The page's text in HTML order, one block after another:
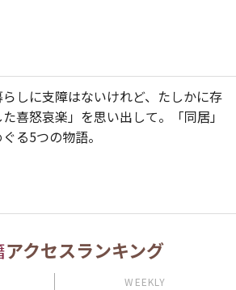
らしに支障はないけれど、たしかに存
喜怒哀楽」を思い出して。「同居」
る5つの物語。
アクセスランキング
WEEKLY